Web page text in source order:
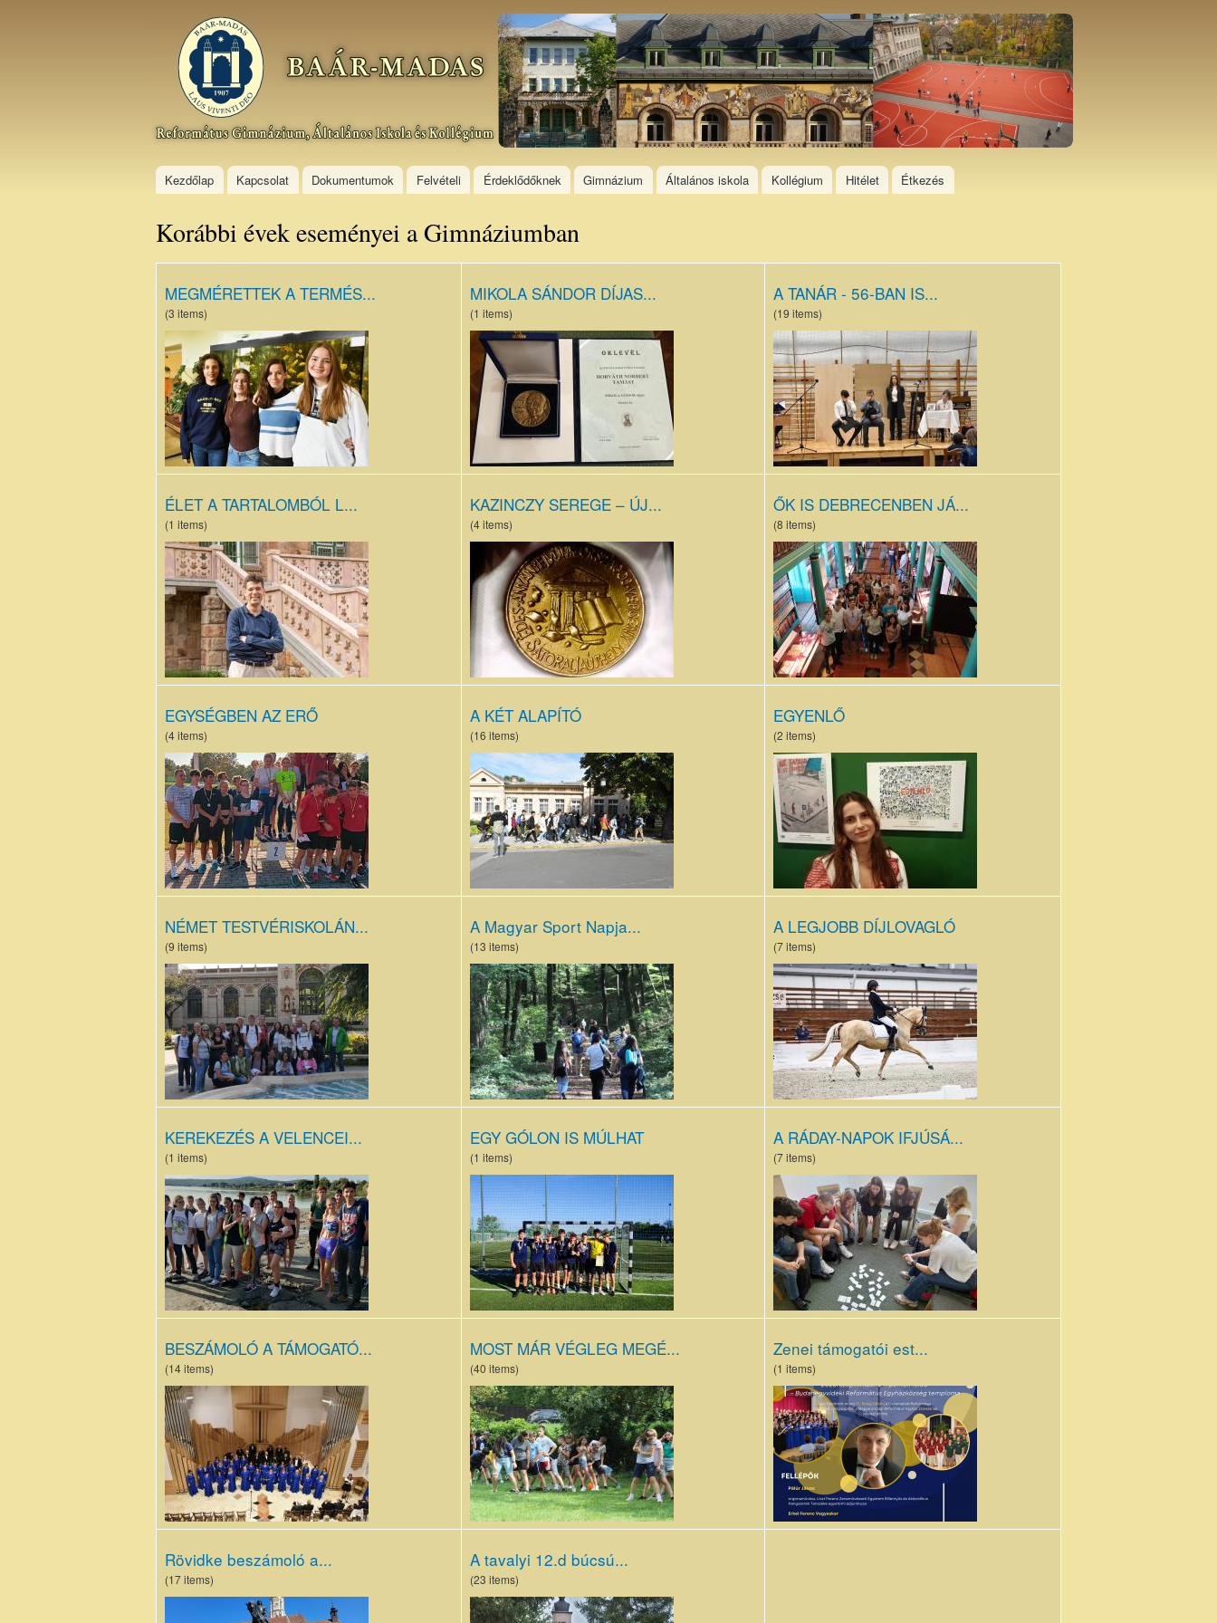
Skip to
main
content
Baár–
Madas
Református
Gimnázium,
Általános
Kollégium
Kezdőlap Kapcsolat Dokumentumok Felvételi Érdeklődőknek Gimnázium Általános iskola Kollégium Hitélet Étkezés
Korábbi évek eseményei a Gimnáziumban
MEGMÉRETTEK A TERMÉS...
(3 items)
DSC_6984.JPG
MIKOLA SÁNDOR DÍJAS...
(1 items)
Mikola
Sándor
érem.jpg
A TANÁR - 56-BAN IS...
(19 items)
DSC_6954
(Másolás).JPG
ÉLET A TARTALOMBÓL L...
(1 items)
SZT.JPG
KAZINCZY SEREGE – ÚJ...
(4 items)
Széphalom-
díj.jpg
ŐK IS DEBRECENBEN JÁ...
(8 items)
7. A Kollégium
könyvtárában.jpg
EGYSÉGBEN AZ ERŐ
(4 items)
20231014_142055.jpg
A KÉT ALAPÍTÓ
(16 items)
DSC_6812
(M ísol ís)
(2).JPG
EGYENLŐ
(2 items)
antaldorka_díjátadó.jpg
NÉMET TESTVÉRISKOLÁN...
(9 items)
IMG_20231005_151124.jpg
A Magyar Sport Napja...
(13 items)
IMG_2138.JPG
A LEGJOBB DÍJLOVAGLÓ
(7 items)
Champ_1.jpg
KEREKEZÉS A VELENCEI...
(1 items)
9.D
bicajtúra.jpg
EGY GÓLON IS MÚLHAT
(1 items)
IMG_20231002_155824.jpg
A RÁDAY-NAPOK IFJÚSÁ...
(7 items)
Ráday
nap
(2).jpg
BESZÁMOLÓ A TÁMOGATÓ...
(14 items)
DSC_6683
(Másolás)
(Másolás).JPG
MOST MÁR VÉGLEG MEGÉ...
(40 items)
IMG_1477.JPG
Zenei támogatói est...
(1 items)
Támogatói
est plakát
2023_0.png
Rövidke beszámoló a...
(17 items)
A tavalyi 12.d búcsú...
(23 items)